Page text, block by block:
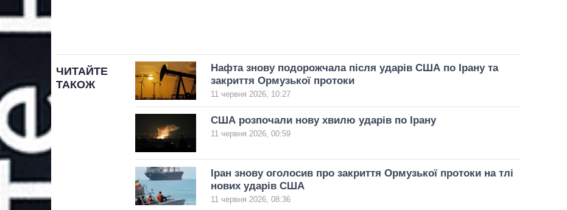
ЧИТАЙТЕ
ТАКОЖ
Нафта знову подорожчала після ударів США по Ірану та
закриття Ормузької протоки
11 червня 2026, 10:27
США розпочали нову хвилю ударів по Ірану
11 червня 2026, 00:59
Іран знову оголосив про закриття Ормузької протоки на тлі
нових ударів США
11 червня 2026, 08:36